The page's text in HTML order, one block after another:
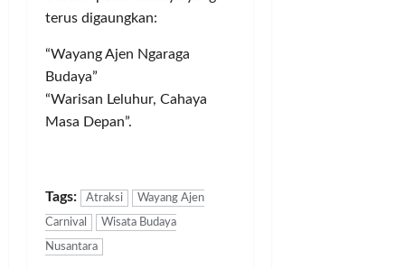
terus digaungkan:
“Wayang Ajen Ngaraga
Budaya”
“Warisan Leluhur, Cahaya
Masa Depan”.
Tags: Atraksi Wayang Ajen
Carnival Wisata Budaya
Nusantara